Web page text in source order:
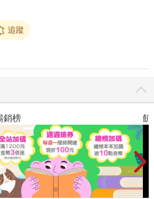
追蹤
飢餓遊戲前傳贈早優券